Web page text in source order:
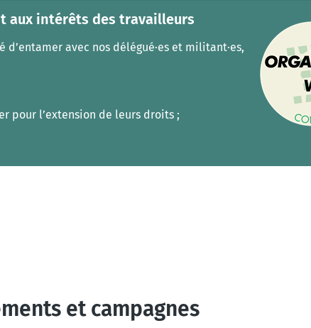
aux intérêts des travailleurs
d’entamer avec nos délégué·es et militant·es,
pour l’extension de leurs droits ;
et campagnes